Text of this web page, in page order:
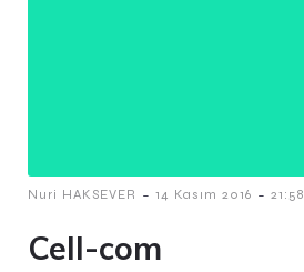
Nuri HAKSEVER - 14 Kasım 2016 - 21:58
Cell-com